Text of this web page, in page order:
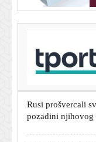
Lokomotiva vodi
prilike
Rusi prošvercali
pozadini
Pogledajte kako